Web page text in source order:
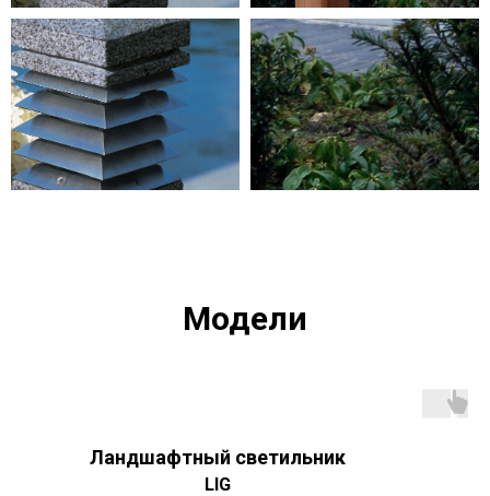
Модели
Ландшафтный светильник
LIG